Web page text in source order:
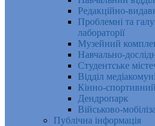
Редакційно-
Проблемні та
лабораторії
Музейний
Навчально-
Студентське
Відділ
Кінно-
Дендропарк
Військово-
Публічна інформація